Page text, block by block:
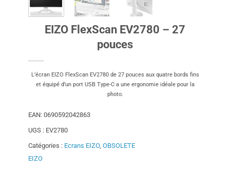
EIZO FlexScan EV2780 – 27
pouces
L’écran EIZO FlexScan EV2780 de 27 pouces aux quatre bords fins
et équipé d’un port USB Type-C a une ergonomie idéale pour la
photo.
EAN: 0690592042863
UGS : EV2780
Catégories : Ecrans EIZO, OBSOLETE
EIZO